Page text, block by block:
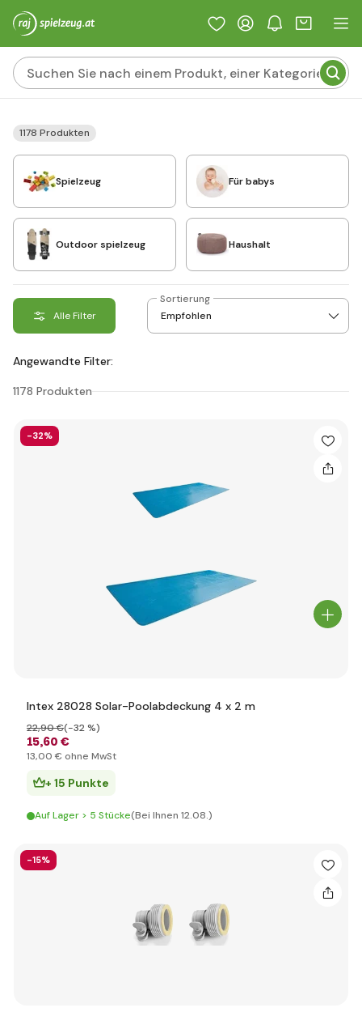
1178 Produkten
Spielzeug Für babys
Outdoor spielzeug Haushalt
Alle Filter
Sortierung
Angewandte Filter:
1178 Produkten
-32%
Intex 28028 Solar-Poolabdeckung 4 x 2 m
15,60 €
22,90 €(-32 %)
13,00 € ohne MwSt
+ 15 Punkte
Auf Lager > 5 Stücke(Bei Ihnen 12.08.)
-15%